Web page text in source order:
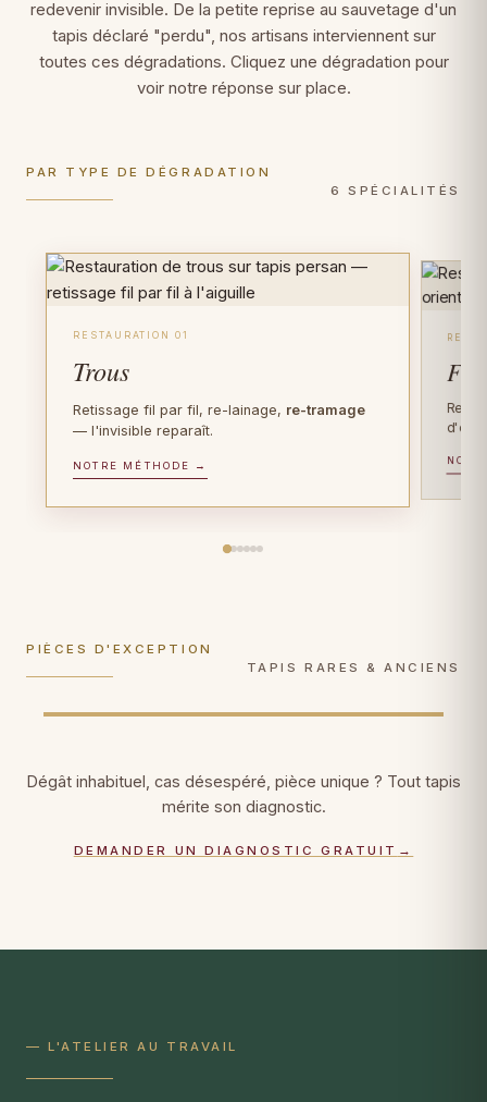
redevenir invisible. De la petite reprise au sauvetage d'un
tapis déclaré "perdu", nos artisans interviennent sur
toutes ces dégradations. Cliquez une dégradation pour
voir notre réponse sur place.
PAR TYPE DE DÉGRADATION
6 SPÉCIALITÉS
RESTAURATION 01
Trous
Retissage fil par fil, re-lainage, re-tramage
— l'invisible reparaît.
NOTRE MÉTHODE →
PIÈCES D'EXCEPTION
TAPIS RARES & ANCIENS
PIÈCES D'EXCEPTION
Tapis anciens
FIBRE PRÉCIEUSE
Tapis en soie
Dégât inhabituel, cas désespéré, pièce unique ? Tout tapis
mérite son diagnostic.
DEMANDER UN DIAGNOSTIC GRATUIT →
— L'ATELIER AU TRAVAIL